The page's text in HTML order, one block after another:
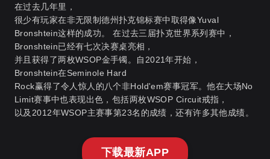
在过去几年里，
很少有玩家在非无限制德州扑克锦标赛中取得像Yuval
Bronshtein这样的成功。 在过去三届扑克世界系列赛中，
Bronshtein已经有七次决赛桌亮相，
并且获得了两枚WSOP金手镯。自2021年开始，
Bronshtein在Seminole Hard
Rock赢得了令人惊人的八个非Hold'em赛事冠军。他在大场No
Limit赛事中也表现出色，包括两枚WSOP Circuit戒指，
以及2012年WSOP主赛事第23名的成绩，还有许多其他成绩。
下载最新APP